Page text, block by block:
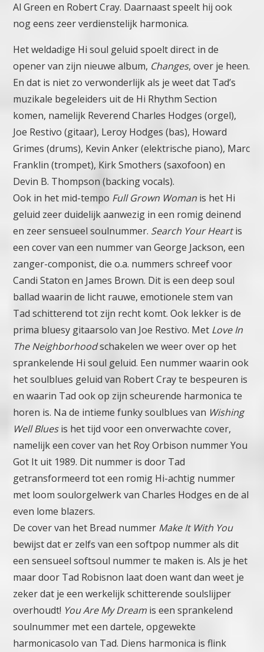
Al Green en Robert Cray. Daarnaast speelt hij ook
nog eens zeer verdienstelijk harmonica.
Het weldadige Hi soul geluid spoelt direct in de
opener van zijn nieuwe album, Changes, over je heen.
En dat is niet zo verwonderlijk als je weet dat Tad’s
muzikale begeleiders uit de Hi Rhythm Section
komen, namelijk Reverend Charles Hodges (orgel),
Joe Restivo (gitaar), Leroy Hodges (bas), Howard
Grimes (drums), Kevin Anker (elektrische piano), Marc
Franklin (trompet), Kirk Smothers (saxofoon) en
Devin B. Thompson (backing vocals).
Ook in het mid-tempo Full Grown Woman is het Hi
geluid zeer duidelijk aanwezig in een romig deinend
en zeer sensueel soulnummer. Search Your Heartis
een cover van een nummer van George Jackson, een
zanger-componist, die o.a. nummers schreef voor
Candi Staton en James Brown. Dit is een deep soul
ballad waarin de licht rauwe, emotionele stem van
Tad schitterend tot zijn recht komt. Ook lekker is de
prima bluesy gitaarsolo van Joe Restivo. Met Love In
The Neighborhoodschakelen we weer over op het
sprankelende Hi soul geluid. Een nummer waarin ook
het soulblues geluid van Robert Cray te bespeuren is
en waarin Tad ook op zijn scheurende harmonica te
horen is. Na de intieme funky soulblues van Wishing
Well Bluesis het tijd voor een onverwachte cover,
namelijk een cover van het Roy Orbison nummer You
Got It uit 1989. Dit nummer is door Tad
getransformeerd tot een romig Hi-achtig nummer
met loom soulorgelwerk van Charles Hodges en de al
even lome blazers.
De cover van het Bread nummer Make It With You
bewijst dat er zelfs van een softpop nummer als dit
een sensueel softsoul nummer te maken is. Als je het
maar door Tad Robisnon laat doen want dan weet je
zeker dat je een werkelijk schitterende soulslijper
overhoudt! You Are My Dream is een sprankelend
soulnummer met een dartele, opgewekte
harmonicasolo van Tad. Diens harmonica is flink